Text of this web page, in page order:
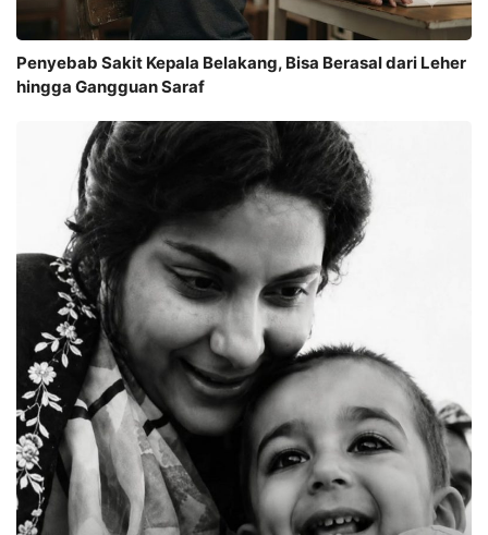
Penyebab Sakit Kepala Belakang, Bisa Berasal dari Leher
hingga Gangguan Saraf